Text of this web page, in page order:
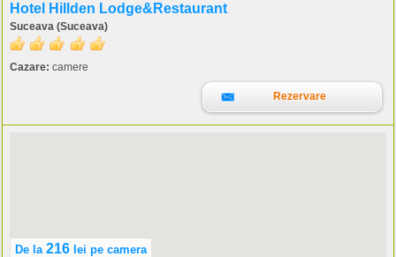
Hotel Hillden Lodge&Restaurant
Suceava (Suceava)
Cazare: camere
Rezervare
De la 216 lei pe camera